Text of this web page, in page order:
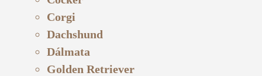
Corgi
Dachshund
Dálmata
Golden Retriever